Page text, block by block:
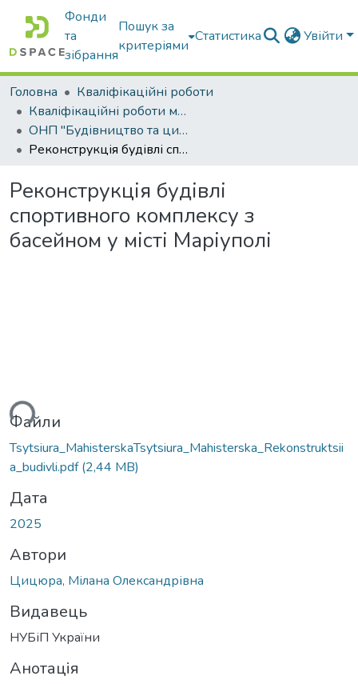
Фонди
та
зібрання
Пошук за
критеріями
Статистика Увійти
Головна
Кваліфікаційні роботи
Кваліфікаційні роботи магістрів
ОНП "Будівництво та цивільна інженерія"
Реконструкція будівлі спортивного комплексу з басейном у місті Маріуполі
Реконструкція будівлі
спортивного комплексу з
басейном у місті Маріуполі
Файли
Tsytsiura_MahisterskaTsytsiura_Mahisterska_Rekonstruktsii
a_budivli.pdf(2,44 MB)
Дата
2025
Автори
Цицюра, Мілана Олександрівна
Видавець
НУБіП України
Анотація